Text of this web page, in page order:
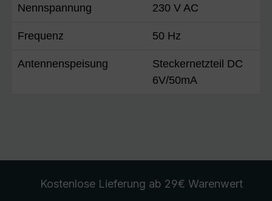
Nennspannung 230 V AC
Frequenz 50 Hz
Antennenspeisung
Steckernetzteil DC
6V/50mA
Kostenlose Lieferung ab 29€ Warenwert